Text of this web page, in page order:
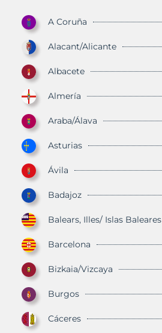
A Coruña
Alacant/Alicante
Albacete
Almería
Araba/Álava
Asturias
Ávila
Badajoz
Balears, Illes/ Islas Baleares
Barcelona
Bizkaia/Vizcaya
Burgos
Cáceres